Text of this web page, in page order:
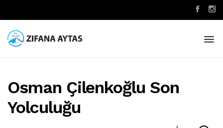
Osman Çilenkoğlu Son
Yolculuğu